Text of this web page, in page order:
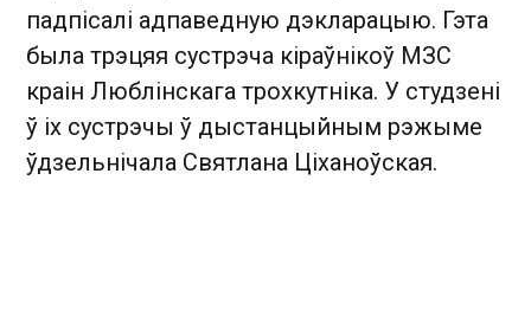
падпісалі адпаведную дэкларацыю. Гэта
была трэцяя сустрэча кіраўнікоў МЗС
краін Люблінскага трохкутніка. У студзені
ў іх сустрэчы ў дыстанцыйным рэжыме
ўдзельнічала Святлана Ціханоўская.